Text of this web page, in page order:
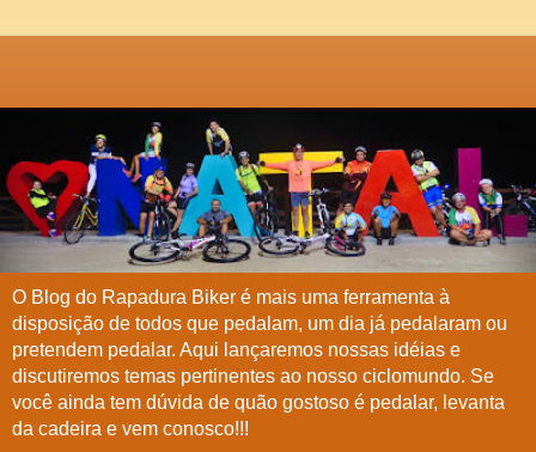
O Blog do Rapadura Biker é mais uma ferramenta à
disposição de todos que pedalam, um dia já pedalaram ou
pretendem pedalar. Aqui lançaremos nossas idéias e
discutiremos temas pertinentes ao nosso ciclomundo. Se
você ainda tem dúvida de quão gostoso é pedalar, levanta
da cadeira e vem conosco!!!